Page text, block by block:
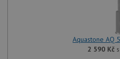
Aquastone AQ
2 590 Kčs